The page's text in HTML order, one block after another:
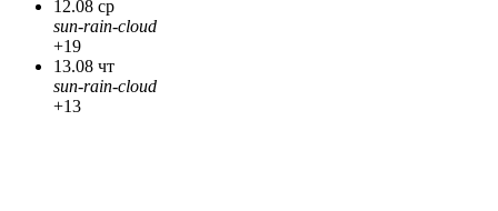
12.08 ср
sun-rain-cloud
+19
13.08 чт
sun-rain-cloud
+13